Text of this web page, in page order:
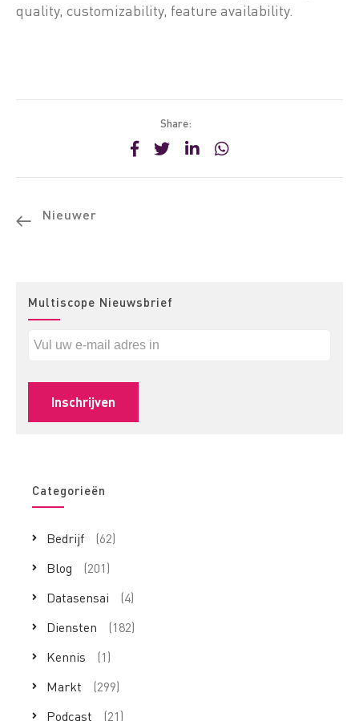
quality, customizability, feature availability.
Share:
Nieuwer
Multiscope Nieuwsbrief
Categorieën
Bedrijf
(62)
Blog
(201)
Datasensai
(4)
Diensten
(182)
Kennis
(1)
Markt
(299)
Podcast
(21)